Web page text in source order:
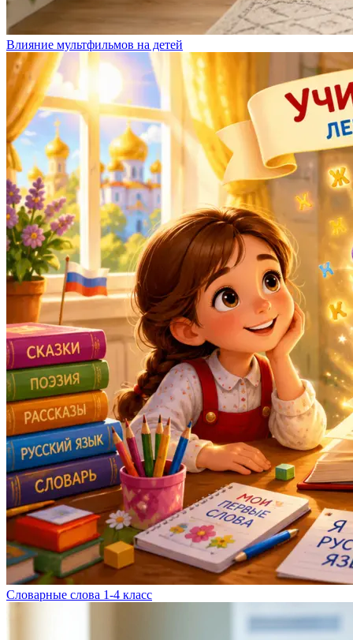
Влияние мультфильмов на детей
Словарные слова 1-4 класс